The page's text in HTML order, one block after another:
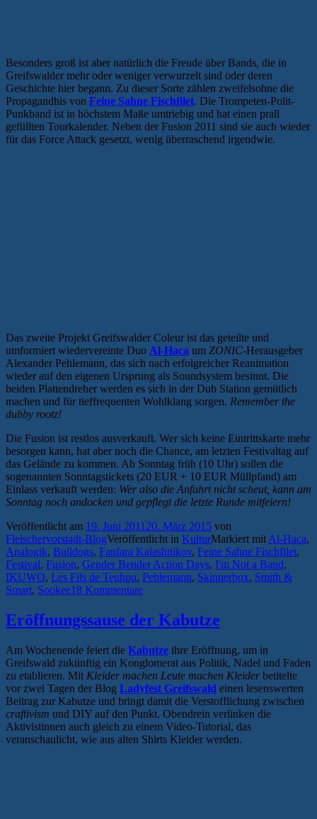
Besonders groß ist aber natürlich die Freude über Bands, die in
Greifswalder mehr oder weniger verwurzelt sind oder deren
Geschichte hier begann. Zu dieser Sorte zählen zweifelsohne die
Propagandhis von Feine Sahne Fischfilet. Die Trompeten-Polit-
Punkband ist in höchstem Maße umtriebig und hat einen prall
gefüllten Tourkalender. Neben der Fusion 2011 sind sie auch wieder
für das Force Attack gesetzt, wenig überraschend irgendwie.
Das zweite Projekt Greifswalder Coleur ist das geteilte und
umformiert wiedervereinte Duo Al-Haca um ZONIC-Herausgeber
Alexander Pehlemann, das sich nach erfolgreicher Reanimation
wieder auf den eigenen Ursprung als Soundsystem besinnt. Die
beiden Plattendreher werden es sich in der Dub Station gemütlich
machen und für tieffrequenten Wohlklang sorgen. Remember the
dubby rootz!
Die Fusion ist restlos ausverkauft. Wer sich keine Eintrittskarte mehr
besorgen kann, hat aber noch die Chance, am letzten Festivaltag auf
das Gelände zu kommen. Ab Sonntag früh (10 Uhr) sollen die
sogenannten Sonntagstickets (20 EUR + 10 EUR Müllpfand) am
Einlass verkauft werden: Wer also die Anfahrt nicht scheut, kann am
Sonntag noch andocken und gepflegt die letzte Runde mitfeiern!
Veröffentlicht am 19. Juni 2011 20. März 2015 von
Fleischervorstadt-BlogVeröffentlicht in KulturMarkiert mit Al-Haca,
Analogik, Bulldogs, Fanfara Kalashnikov, Feine Sahne Fischfilet,
Festival, Fusion, Gender Bender Action Days, I'm Not a Band,
IKUWO, Les Fils de Teuhpu, Pehlemann, Skinnerbox, Smith &
Smart, Sookee18 Kommentare
Eröffnungssause der Kabutze
Am Wochenende feiert die Kabutze ihre Eröffnung, um in
Greifswald zukünftig ein Konglomerat aus Politik, Nadel und Faden
zu etablieren. Mit Kleider machen Leute machen Kleider betitelte
vor zwei Tagen der Blog Ladyfest Greifswald einen lesenswerten
Beitrag zur Kabutze und bringt damit die Verstofflichung zwischen
craftivism und DIY auf den Punkt. Obendrein verlinken die
Aktivistinnen auch gleich zu einem Video-Tutorial, das
veranschaulicht, wie aus alten Shirts Kleider werden.